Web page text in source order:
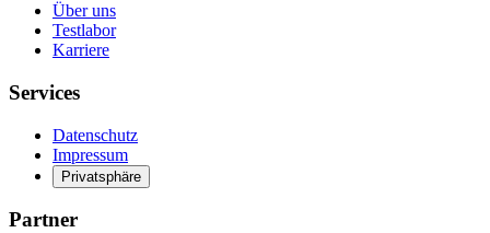
Über uns
Testlabor
Karriere
Services
Datenschutz
Impressum
Privatsphäre
Partner